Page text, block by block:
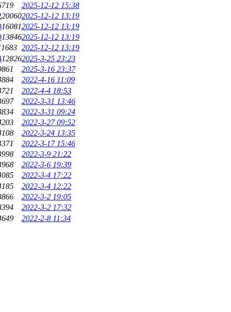
2025-12-12 15:38
200602025-12-12 13:19
160812025-12-12 13:19
138462025-12-12 13:19
2025-12-12 13:19
128262025-3-25 23:23
2025-3-16 23:37
2022-4-16 11:09
2022-4-4 18:53
2022-3-31 13:46
2022-3-31 09:24
2022-3-27 09:52
2022-3-24 13:35
2022-3-17 15:46
2022-3-9 21:22
2022-3-6 19:39
2022-3-4 17:22
2022-3-4 12:22
2022-3-2 19:05
2022-3-2 17:32
2022-2-8 11:34